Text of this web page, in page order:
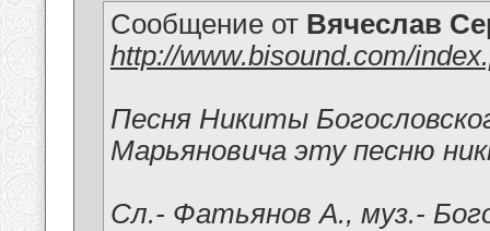
Сообщение от Вячеслав
http://www.bisound.com/
Песня Никиты
Марьяновича эту песню
Сл.- Фатьянов А., муз.-